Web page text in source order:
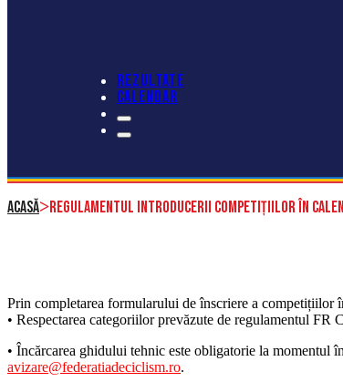
REZULTATE
CALENDAR
Acasă>Regulamentul introducerii competițiilor în
Prin completarea formularului de înscriere a competițiilor
• Respectarea categoriilor prevăzute de regulamentul FR
• Încărcarea ghidului tehnic este obligatorie la momentul
avizare@federatiadeciclism.ro.